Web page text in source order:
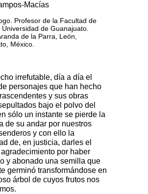
Macías
Profesor de la Facultad de
de Guanajuato.
de la Parra, León,
México.
irrefutable, día a día el
personajes que han hecho
y sus obras
bajo el polvo del
sólo un instante se pierde la
de su andar por nuestros
y con ello la
de, en justicia, darles el
por haber
y abonado una semilla que
germinó transformándose en
árbol de cuyos frutos nos